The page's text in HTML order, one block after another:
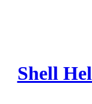
Shell